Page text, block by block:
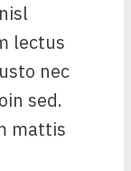
lectus
nec
sed.
mattis